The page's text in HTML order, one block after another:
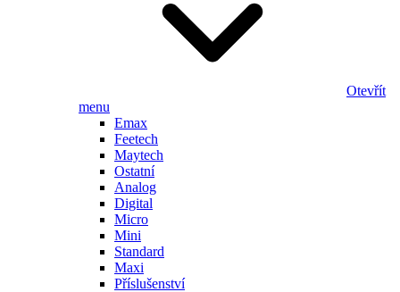
Otevřít
menu
Emax
Feetech
Maytech
Ostatní
Analog
Digital
Micro
Mini
Standard
Maxi
Příslušenství